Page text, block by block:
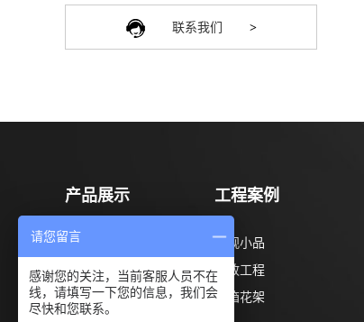
联系我们 >
产品展示
菠萝格系列
柳桉木系列
巴劳木系列
工程案例
景观小品
市政工程
花箱花架
请您留言
感谢您的关注，当前客服人员不在
线，请填写一下您的信息，我们会
尽快和您联系。